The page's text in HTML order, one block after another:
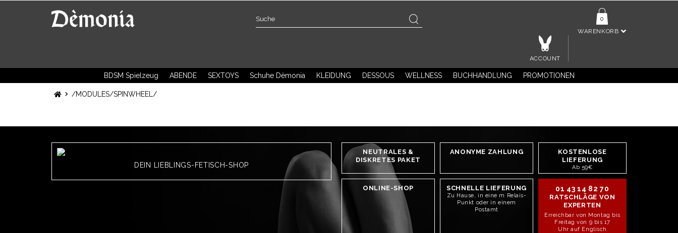
WARENKORB
0
ACCOUNT
BDSM Spielzeug ABENDE SEXTOYS Schuhe Dèmonia KLEIDUNG DESSOUS WELLNESS BUCHHANDLUNG PROMOTIONEN
/MODULES/SPINWHEEL/
DEIN LIEBLINGS-FETISCH-SHOP
NEUTRALES &
DISKRETES PAKET
ANONYME ZAHLUNG
KOSTENLOSE
LIEFERUNG
Ab 59€
ONLINE-SHOP SCHNELLE LIEFERUNG
Zu Hause, in eine m Relais-
Punkt oder in einem
Postamt
01 43 14 82 70
RATSCHLÄGE VON
EXPERTEN
Erreichbar von Montag bis
Freitag von 9 bis 17
Uhr auf Englisch